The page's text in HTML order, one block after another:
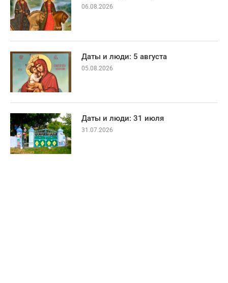
06.08.2026
Даты и люди: 5 августа
05.08.2026
Даты и люди: 31 июля
31.07.2026